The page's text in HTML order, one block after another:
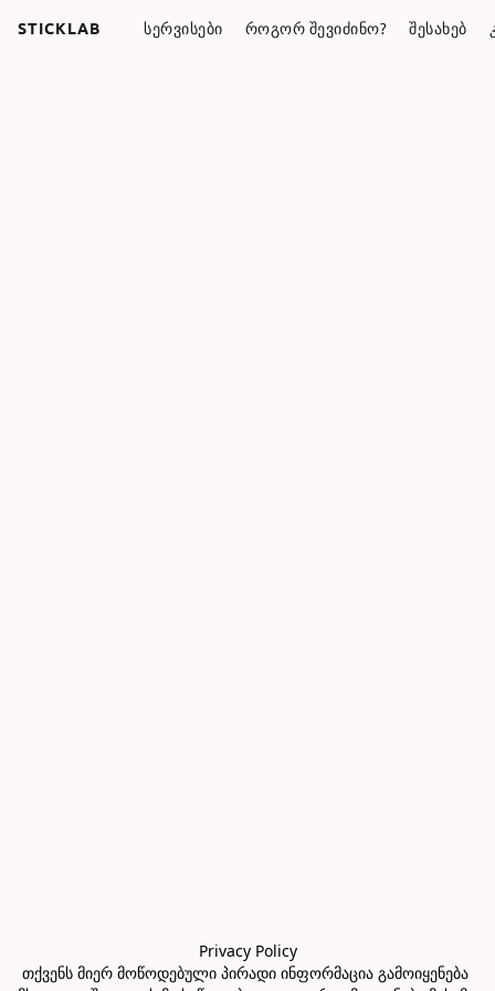
STICKLAB ᲡᲔᲠᲕᲘᲡᲔᲑᲘ ᲠᲝᲒᲝᲠ ᲨᲔᲕᲘᲫᲘᲜᲝ? ᲨᲔᲡᲐᲮᲔᲑ
Privacy Policy
თქვენს მიერ მოწოდებული პირადი ინფორმაცია გამოიყენება